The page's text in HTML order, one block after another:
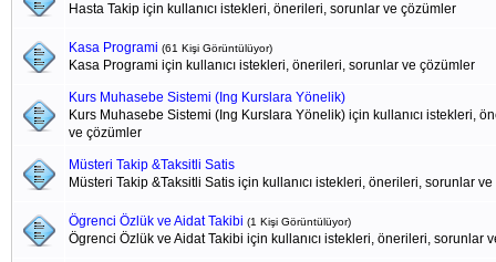
Hasta Takip için kullanıcı istekleri, önerileri, sorunlar ve çözümler
Kasa Programi (61 Kişi Görüntülüyor)
Kasa Programi için kullanıcı istekleri, önerileri, sorunlar ve çözümler
Kurs Muhasebe Sistemi (Ing Kurslara Yönelik)
Kurs Muhasebe Sistemi (Ing Kurslara Yönelik) için kullanıcı istekleri,
ve çözümler
Müsteri Takip &Taksitli Satis
Müsteri Takip &Taksitli Satis için kullanıcı istekleri, önerileri, sorunlar
Ögrenci Özlük ve Aidat Takibi (1 Kişi Görüntülüyor)
Ögrenci Özlük ve Aidat Takibi için kullanıcı istekleri, önerileri, sorunlar